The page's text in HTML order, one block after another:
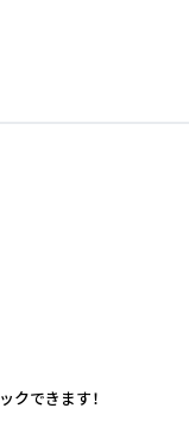
クできます！